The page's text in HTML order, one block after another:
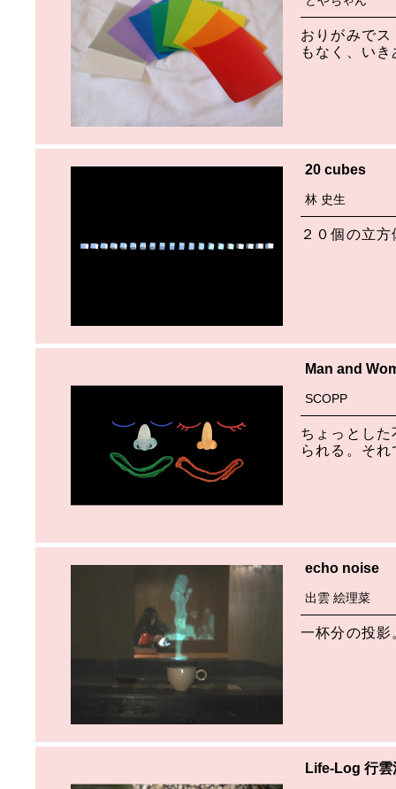
おりがみで
もなく、い
20 cubes
林 史生
２０個の立
Man and
SCOPP
ちょっとし
られる。そ
echo noise
出雲 絵理菜
一杯分の投影
Life-Log 行雲